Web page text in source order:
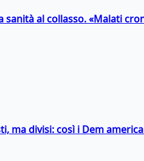
sanità al collasso. «Malati
ma divisi: così i Dem